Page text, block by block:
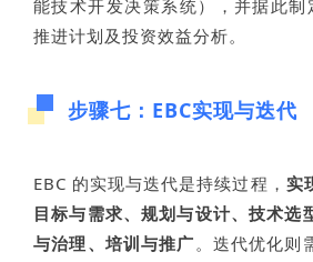
能技术开发决策系统），并据此
推进计划及投资效益分析。
步骤七：EBC实现与迭代
EBC 的实现与迭代是持续过程， 实
目标与需求、规划与设计、技术选
与治理、培训与推广 。迭代优化则